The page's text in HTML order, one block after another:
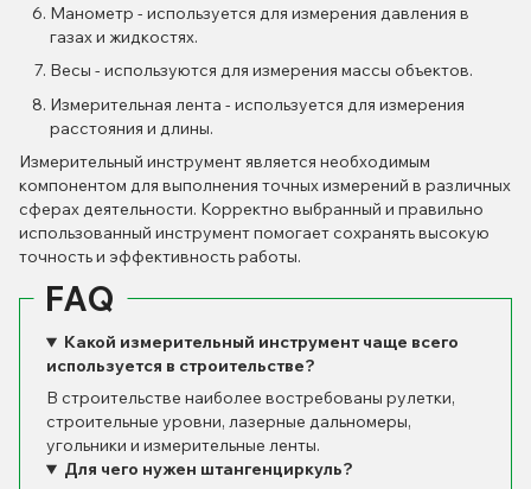
Манометр - используется для измерения давления в
газах и жидкостях.
Весы - используются для измерения массы объектов.
Измерительная лента - используется для измерения
расстояния и длины.
Измерительный инструмент является необходимым
компонентом для выполнения точных измерений в различных
сферах деятельности. Корректно выбранный и правильно
использованный инструмент помогает сохранять высокую
точность и эффективность работы.
FAQ
Какой измерительный инструмент чаще всего
используется в строительстве?
В строительстве наиболее востребованы рулетки,
строительные уровни, лазерные дальномеры,
угольники и измерительные ленты.
Для чего нужен штангенциркуль?